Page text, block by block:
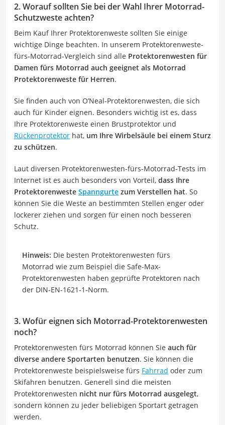
2. Worauf sollten Sie bei der Wahl Ihrer Motorrad-
Schutzweste achten?
Beim Kauf Ihrer Protektorenweste sollten Sie einige
wichtige Dinge beachten. In unserem Protektorenweste-
fürs-Motorrad-Vergleich sind alle Protektorenwesten für
Damen fürs Motorrad auch geeignet als Motorrad
Protektorenweste für Herren.
Sie finden auch von O’Neal-Protektorenwesten, die sich
auch für Kinder eignen. Besonders wichtig ist es, dass
Ihre Protektorenweste einen Brustprotektor und
Rückenprotektor hat, um Ihre Wirbelsäule bei einem Sturz
zu schützen.
Laut diversen Protektorenwesten-fürs-Motorrad-Tests im
Internet ist es auch besonders von Vorteil, dass Ihre
Protektorenweste Spanngurte zum Verstellen hat. So
können Sie die Weste an bestimmten Stellen enger oder
lockerer ziehen und sorgen für einen noch besseren
Schutz.
Hinweis: Die besten Protektorenwesten fürs
Motorrad wie zum Beispiel die Safe-Max-
Protektorenwesten haben geprüfte Protektoren nach
der DIN-EN-1621-1-Norm.
3. Wofür eignen sich Motorrad-Protektorenwesten
noch?
Protektorenwesten fürs Motorrad können Sie auch für
diverse andere Sportarten benutzen. Sie können die
Protektorenweste beispielsweise fürs Fahrrad oder zum
Skifahren benutzen. Generell sind die meisten
Protektorenwesten nicht nur fürs Motorrad ausgelegt,
sondern können zu jeder beliebigen Sportart getragen
werden.